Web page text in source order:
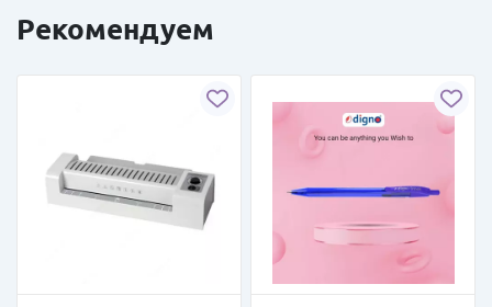
Рекомендуем